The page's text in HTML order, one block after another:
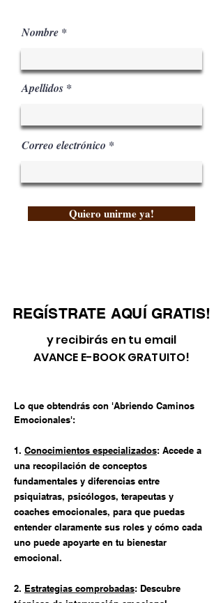
Nombre
Apellidos
Correo electrónico
Quiero unirme ya!
REGÍSTRATE AQUÍ GRATIS!
y recibirás en tu email
AVANCE E-BOOK GRATUITO!
Lo que obtendrás con 'Abriendo Caminos
Emocionales':
1. Conocimientos especializados: Accede a
una recopilación de conceptos
fundamentales y diferencias entre
psiquiatras, psicólogos, terapeutas y
coaches emocionales, para que puedas
entender claramente sus roles y cómo cada
uno puede apoyarte en tu bienestar
emocional.
2. Estrategias comprobadas: Descubre